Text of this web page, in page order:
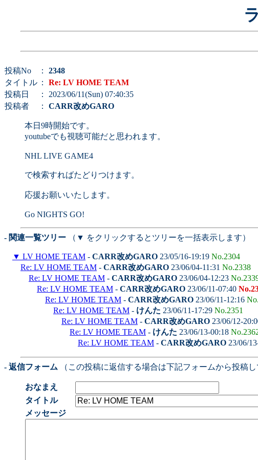
投稿No ： 2348
タイトル ： Re: LV HOME TEAM
投稿日
： 2023/06/11(Sun) 07:40:35
投稿者
： CARR改めGARO
本日9時開始です。
youtubeでも視聴可能だと思われます。
NHL LIVE GAME4
で検索すればたどりつけます。
応援お願いいたします。
Go NIGHTS GO!
- 関連一覧ツリー （▼ をクリックするとツリーを一括表示します）
▼ LV HOME TEAM - CARR改めGARO 23/05/16-19:19 No.2304
Re: LV HOME TEAM - CARR改めGARO 23/06/04-11:31 No.2338
Re: LV HOME TEAM - CARR改めGARO 23/06/04-12:23
Re: LV HOME TEAM - CARR改めGARO 23/06/11-07:40
Re: LV HOME TEAM - CARR改めGARO 23/06/11-12:16
Re: LV HOME TEAM - けんた 23/06/11-17:29 No.2351
Re: LV HOME TEAM - CARR改めGARO 23/06/12-
Re: LV HOME TEAM - けんた 23/06/13-00:18
Re: LV HOME TEAM - CARR改めGARO 23/06/
- 返信フォーム （この投稿に返信する場合は下記フォームから投稿し
おなまえ
タイトル
メッセージ